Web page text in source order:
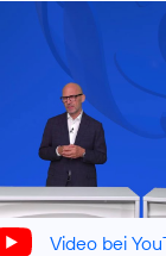
Video bei